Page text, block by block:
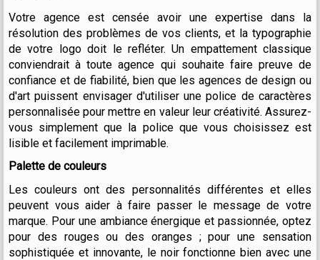
Votre agence est censée avoir une expertise dans la
résolution des problèmes de vos clients, et la typographie
de votre logo doit le refléter. Un empattement classique
conviendrait à toute agence qui souhaite faire preuve de
confiance et de fiabilité, bien que les agences de design ou
d'art puissent envisager d'utiliser une police de caractères
personnalisée pour mettre en valeur leur créativité. Assurez-
vous simplement que la police que vous choisissez est
lisible et facilement imprimable.
Palette de couleurs
Les couleurs ont des personnalités différentes et elles
peuvent vous aider à faire passer le message de votre
marque. Pour une ambiance énergique et passionnée, optez
pour des rouges ou des oranges ; pour une sensation
sophistiquée et innovante, le noir fonctionne bien avec une